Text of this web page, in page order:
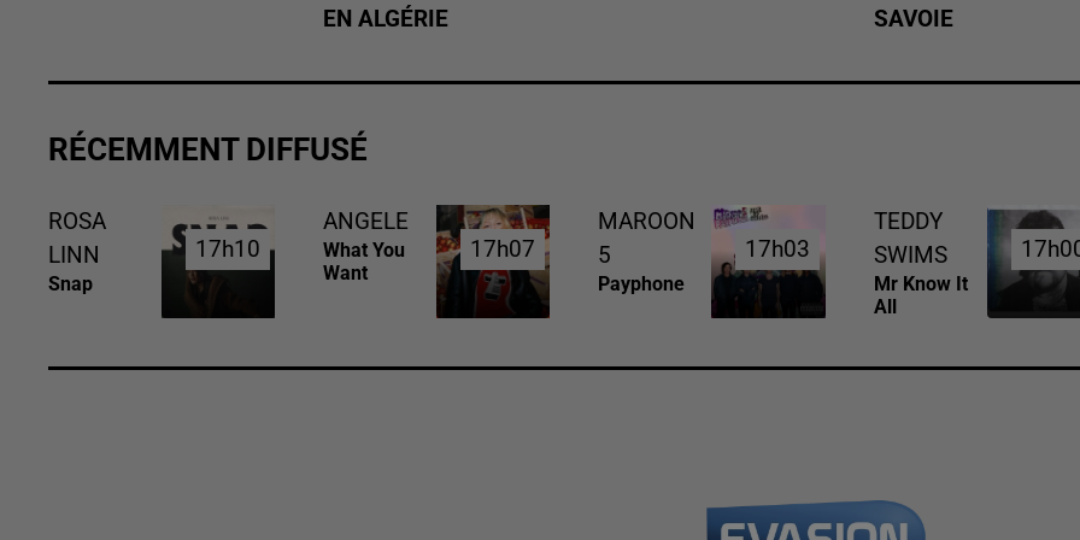
EN ALGÉRIE
SAVOIE
RÉCEMMENT DIFFUSÉ
ROSA
LINN
Snap
17h10
17h10
ANGELE
What You
Want
17h07
17h07
MAROON
5
Payphone
17h03
17h03
TEDDY
SWIMS
Mr Know It
All